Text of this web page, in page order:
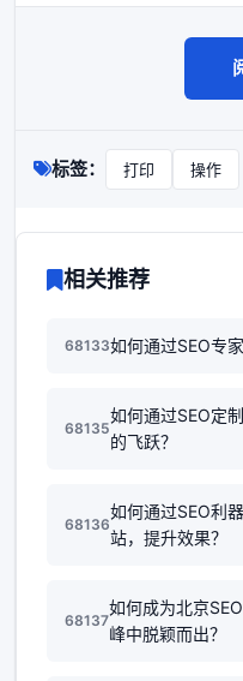
标签： 打印 操作
相关推荐
68133如何通过SEO专
68135
如何通过SEO定
的飞跃？
68136
如何通过SEO利
站，提升效果？
68137
如何成为北京
峰中脱颖而出？